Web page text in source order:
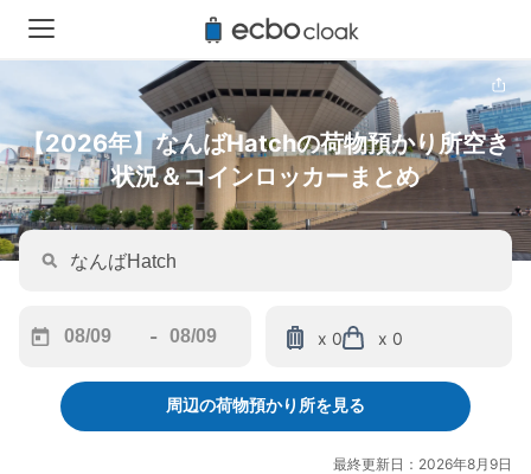
【2026年】なんばHatchの荷物預かり所空き
状況＆コインロッカーまとめ
forward
interact
-
backward
to
interact
x 0 x 0
周辺の荷物預かり所を見る
最終更新日：2026年8月9日